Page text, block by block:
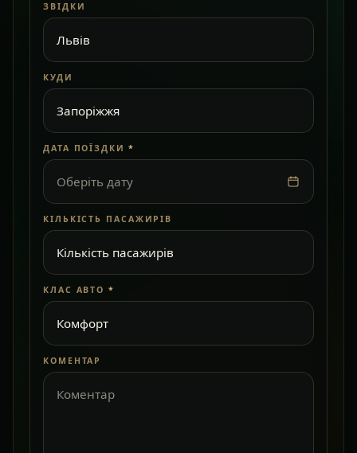
ЗВІДКИ
КУДИ
ДАТА ПОЇЗДКИ *
Оберіть дату
КІЛЬКІСТЬ ПАСАЖИРІВ
КЛАС АВТО *
КОМЕНТАР